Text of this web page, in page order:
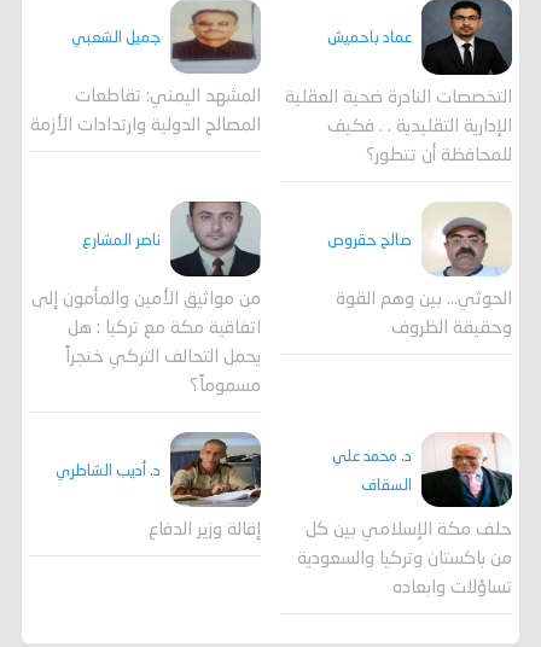
عماد باحميش
التخصصات النادرة ضحية العقلية
الإدارية التقليدية . . فكيف
للمحافظة أن تتطور؟
جميل الشعبي
المشهد اليمني: تقاطعات
المصالح الدولية وارتدادات الأزمة
صالح حقروص
الحوثي... بين وهم القوة
وحقيقة الظروف
ناصر المشارع
من مواثيق الأمين والمأمون إلى
اتفاقية مكة مع تركيا : هل
يحمل التحالف التركي خنجراً
مسموماً؟
د. محمد علي
السقاف
حلف مكة الإسلامي بين كل
من باكستان وتركيا والسعودية
تساؤلات وابعاده
د. أديب الشاطري
إقالة وزير الدفاع